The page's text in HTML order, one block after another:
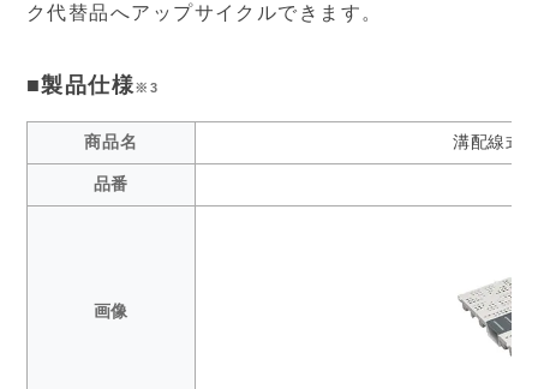
ク代替品へアップサイクルできます。
■製品仕様※3
商品名 溝配線式
品番
画像